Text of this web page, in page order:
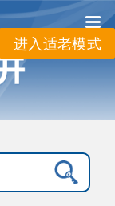
进入适老模式